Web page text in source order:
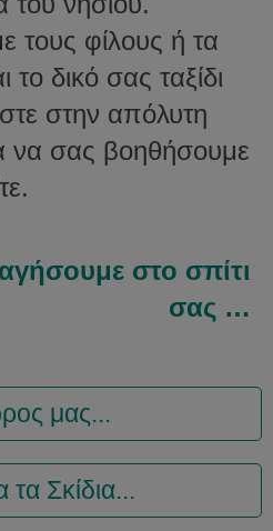
τους φίλους ή τα
το δικό σας ταξίδι
στην απόλυτη
να σας βοηθήσουμε
στο σπίτι
σας …
μας...
τα Σκίδια...